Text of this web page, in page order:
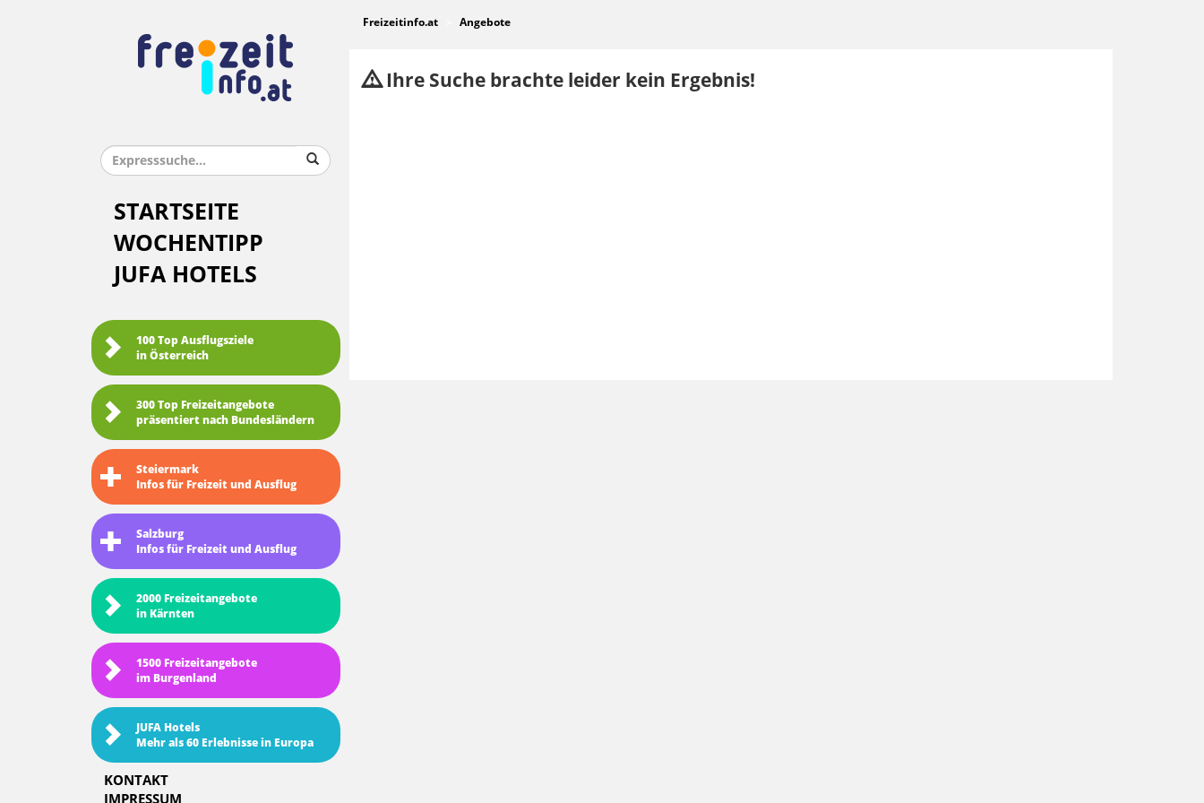
STARTSEITE
WOCHENTIPP
JUFA HOTELS
100 Top Ausflugsziele
in Österreich
300 Top Freizeitangebote
präsentiert nach Bundesländern
Steiermark
Infos für Freizeit und Ausflug
Salzburg
Infos für Freizeit und Ausflug
2000 Freizeitangebote
in Kärnten
1500 Freizeitangebote
im Burgenland
JUFA Hotels
Mehr als 60 Erlebnisse in Europa
KONTAKT
IMPRESSUM
Freizeitinfo.at Angebote
Ihre Suche brachte leider kein Ergebnis!